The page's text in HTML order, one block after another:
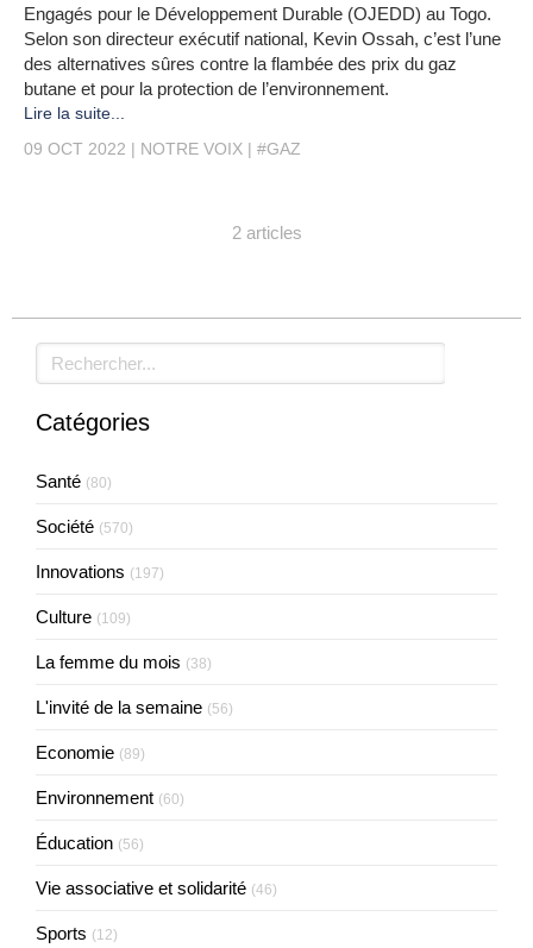
Engagés pour le Développement Durable (OJEDD) au Togo.
Selon son directeur exécutif national, Kevin Ossah, c’est l’une
des alternatives sûres contre la flambée des prix du gaz
butane et pour la protection de l’environnement.
Lire la suite...
09 OCT 2022
NOTRE VOIX #GAZ
2 articles
Rechercher
Catégories
Santé (80)
Société (570)
Innovations (197)
Culture (109)
La femme du mois (38)
L'invité de la semaine (56)
Economie (89)
Environnement (60)
Éducation (56)
Vie associative et solidarité (46)
Sports (12)